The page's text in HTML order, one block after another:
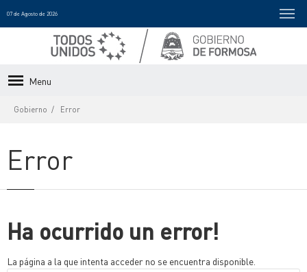
07 de Agosto de 2026
Menu
Gobierno Error
Error
Ha ocurrido un error!
La página a la que intenta acceder no se encuentra disponible.